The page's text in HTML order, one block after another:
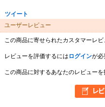
ツイート
ユーザーレビュー
この商品に寄せられたカスタマーレビ
レビューを評価するには ログインが必
この商品に対するあなたのレビューを